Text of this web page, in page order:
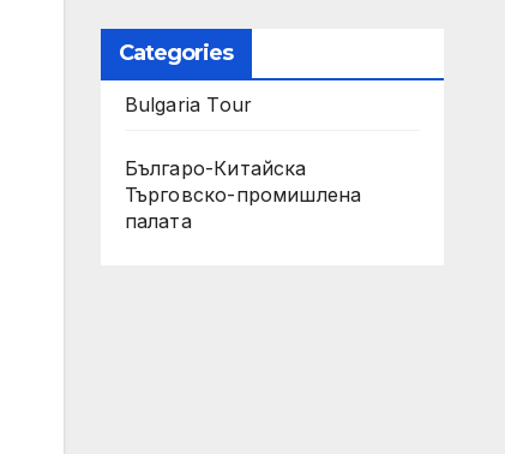
Categories
Bulgaria Tour
Българо-Китайска
Търговско-промишлена
палaта